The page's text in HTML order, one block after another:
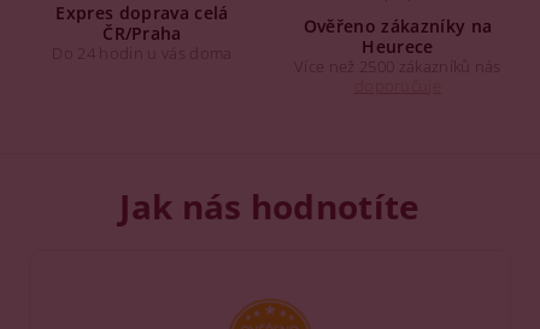
Expres doprava celá
ČR/Praha
Do 24 hodin u vás doma
Ověřeno zákazníky na
Heurece
Více než 2500 zákazníků nás
Jak nás hodnotíte